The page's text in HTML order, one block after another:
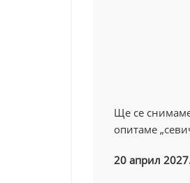
Ще се
опитаме
20 април